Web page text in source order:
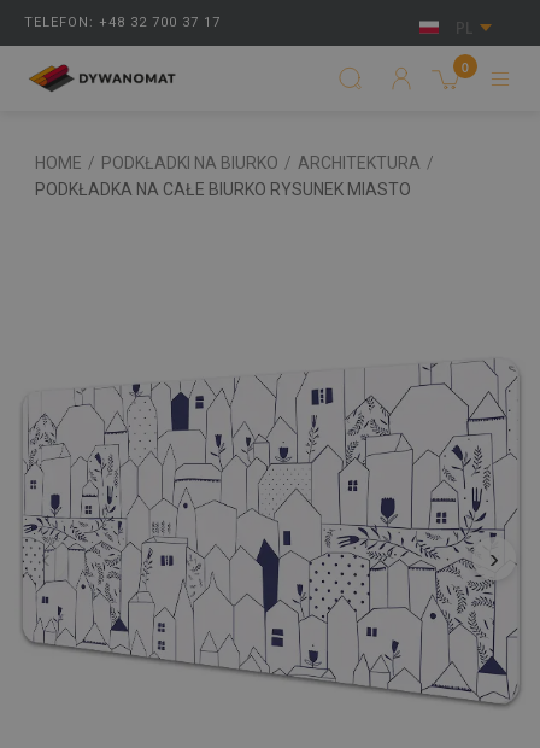
TELEFON: +48 32 700 37 17 PL
0
HOME / PODKŁADKI NA BIURKO / ARCHITEKTURA /
PODKŁADKA NA CAŁE BIURKO RYSUNEK MIASTO
‹ ›